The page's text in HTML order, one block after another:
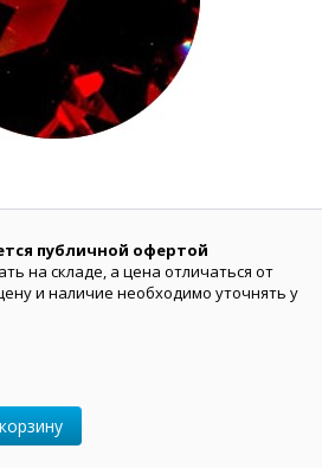
публичной офертой
на складе, а цена отличаться от
и наличие необходимо уточнять у